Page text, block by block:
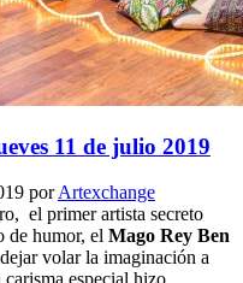
11 de julio 2019
porArtexchange
el primer artista secreto
de humor, el Mago Rey Ben
volar la imaginación a